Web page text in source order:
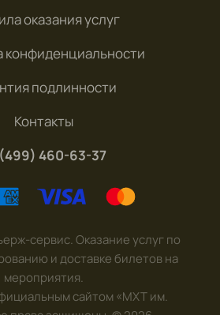
оказания услуг
конфиденциальности
подлинности
Контакты
460-63-37
сервис. Оказание услуг по
и доставке билетов на
мероприятия.
сайтом «МХТ им.